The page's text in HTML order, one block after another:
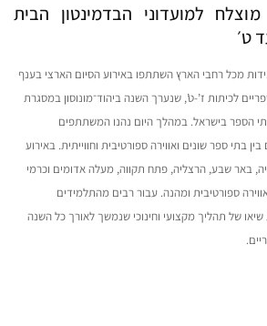
למועדוני הבדמינטון הבית
ט׳
ותלמידות מכל רחבי הארץ השתתפו באירוע הסיום הארצי בענף
לכיתות ז’-ט’, שנערך השנה ביהוד־מונוסון במסגרת
הספר בישראל. במהלך היום נהנו המשתתפים
בתי ספר שונים ואווירה ספורטיבית וחווייתית. באירוע
באר שבע, הרצליה, פתח תקווה, מעלה אדומים וכרמי
ספורטיבית ומהנה. עבור רבים מהתלמידים
של תהליך מקצועי וחינוכי שנמשך לאורך כל השנה